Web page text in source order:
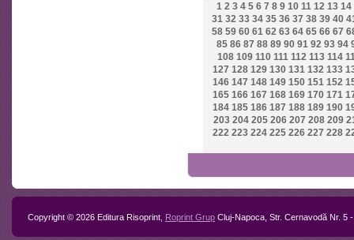
Cunoaștere
Sinergică
cazul
Britanii
1 2 3 4 5 6 7 8 9 10 11 12 13 14
31 32 33 34 35 36 37 38 39 40
58 59 60 61 62 63 64 65 66 67
85 86 87 88 89 90 91 92 93 94
108 109 110 111 112 113 114
127 128 129 130 131 132 133
146 147 148 149 150 151 152
165 166 167 168 169 170 171
184 185 186 187 188 189 190
203 204 205 206 207 208 209
222 223 224 225 226 227 228
Copyright © 2026 Editura Risoprint, Roprint Grup Cluj-Napoca, Str. Cernavodă Nr. 5